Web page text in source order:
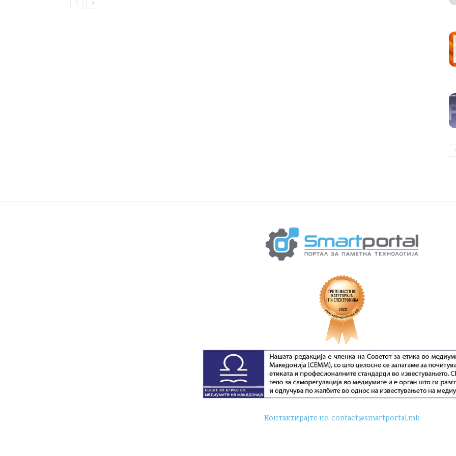
Контактирајте не:contact@smartportal.mk